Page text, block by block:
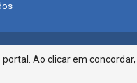
Ao clicar em